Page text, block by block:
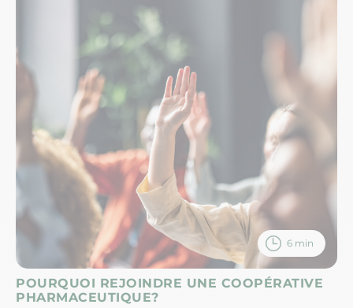
6 min
POURQUOI REJOINDRE UNE COOPÉRATIVE
PHARMACEUTIQUE?